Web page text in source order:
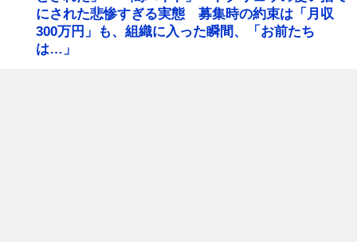
にされた悲惨すぎる実態 募集時の約束は「月収
300万円」も、組織に入った瞬間、「お前たち
は…」